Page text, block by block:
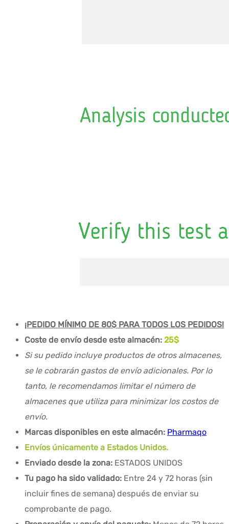
¡PEDIDO MÍNIMO DE 80$ PARA TODOS LOS PEDIDOS!
Coste de envío desde este almacén: 25$
Si su pedido incluye productos de otros almacenes,
se le cobrarán gastos de envío adicionales. Por lo
tanto, le recomendamos limitar el número de
almacenes que utiliza para minimizar los costos de
envío.
Marcas disponibles en este almacén: Pharmaqo
Envíos únicamente a Estados Unidos.
Enviado desde la zona: ESTADOS UNIDOS
Tu pago ha sido validado: Entre 24 y 72 horas (sin
incluir fines de semana) después de enviar su
comprobante de pago.